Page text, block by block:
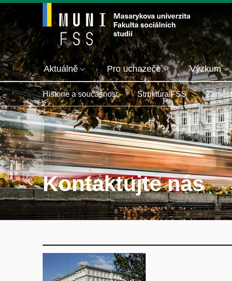
Aktuálně Pro uchazeče Výzkum
Historie a současnost Struktura FSS
Kontaktujte nás